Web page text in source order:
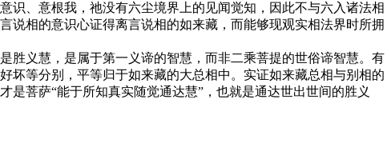
识、意根我，祂没有六尘境界上的见闻觉知，因此不与六入诸法相
说相的意识心证得离言说相的如来藏，而能够现观实相法界时所拥
胜义慧，是属于第一义谛的智慧，而非二乘菩提的世俗谛智慧。有
坏等分别，平等归于如来藏的大总相中。实证如来藏总相与别相的
菩萨“能于所知真实随觉通达慧”，也就是通达世出世间的胜义